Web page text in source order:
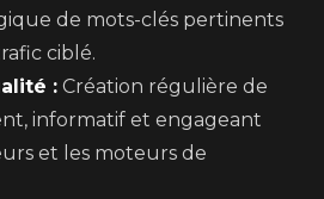
de mots-clés pertinents
ciblé.
: Création régulière de
informatif et engageant
et les moteurs de